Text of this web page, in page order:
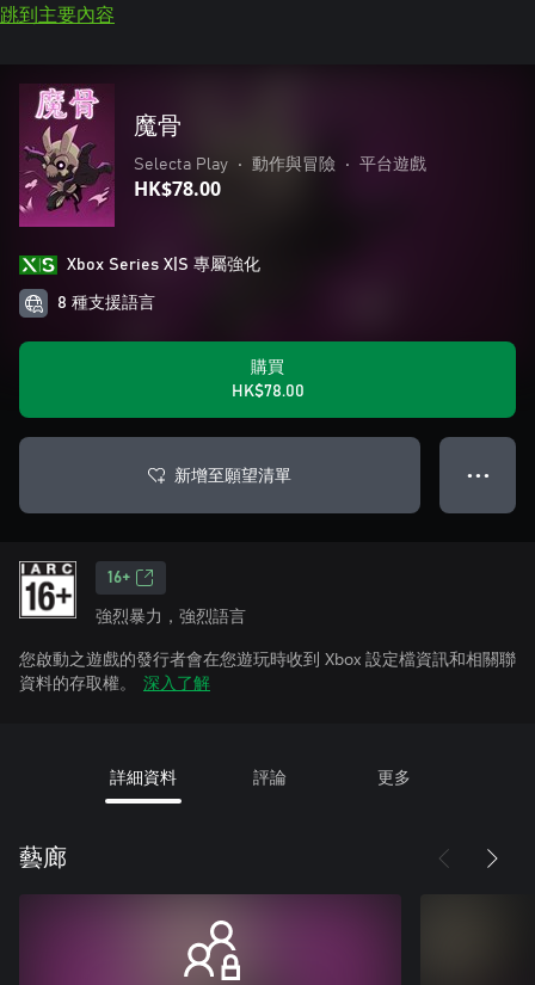
跳到主要內容
魔骨
Selecta Play • 動作與冒險 • 平台遊戲
HK$78.00
Xbox Series X|S 專屬強化
8 種支援語言
購買
HK$78.00
新增至願望清單 ● ● ●
16+
強烈暴力，強烈語言
您啟動之遊戲的發行者會在您遊玩時收到 Xbox 設定檔資訊和相關聯
資料的存取權。
深入了解
詳細資料 評論 更多
藝廊